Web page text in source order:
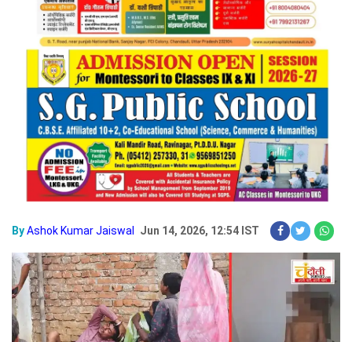
ByAshok Kumar Jaiswal Jun 14, 2026, 12:54 IST